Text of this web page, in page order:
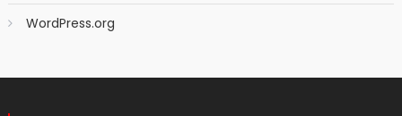
WordPress.org